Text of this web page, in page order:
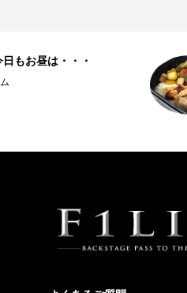
日もお昼は・・・